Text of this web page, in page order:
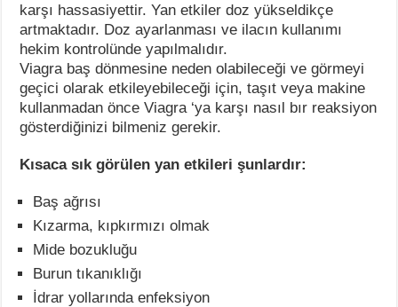
karşı hassasiyettir. Yan etkiler doz yükseldikçe
artmaktadır. Doz ayarlanması ve ilacın kullanımı
hekim kontrolünde yapılmalıdır.
Viagra baş dönmesine neden olabileceği ve görmeyi
geçici olarak etkileyebileceği için, taşıt veya makine
kullanmadan önce Viagra ‘ya karşı nasıl bır reaksiyon
gösterdiğinizi bilmeniz gerekir.
Kısaca sık görülen yan etkileri şunlardır:
Baş ağrısı
Kızarma, kıpkırmızı olmak
Mide bozukluğu
Burun tıkanıklığı
İdrar yollarında enfeksiyon